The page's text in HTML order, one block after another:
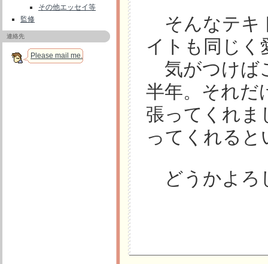
その他エッセイ等
監修
連絡先
Please mail me.
そんなテキ
イトも同じく
気がつけば
半年。それだ
張ってくれま
ってくれる
どうかよろ